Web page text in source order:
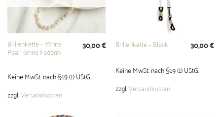
Brillenkette – White
Pearl (ohne Federn)
30,00€
Keine MwSt. nach §19 (1) UStG.
zzgl.Versandkosten
Brillenkette – Black 30,00€
Keine MwSt. nach §19 (1) UStG.
zzgl.Versandkosten